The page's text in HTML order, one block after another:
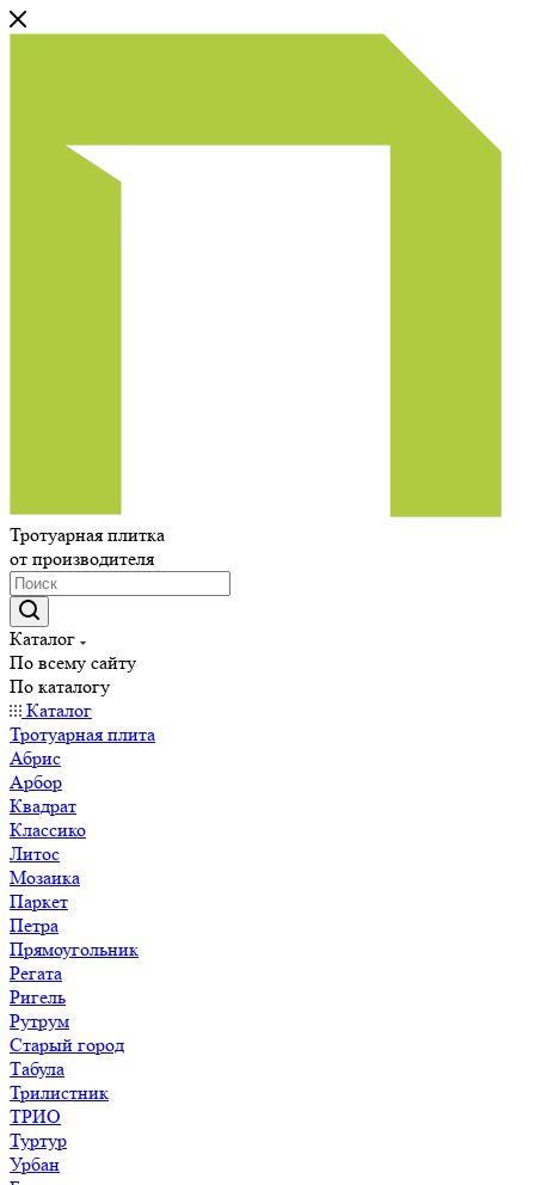
Тротуарная плитка
от производителя
Каталог
По всему сайту
По каталогу
Каталог
Тротуарная плита
Абрис
Арбор
Квадрат
Классико
Литос
Мозаика
Паркет
Петра
Прямоугольник
Регата
Ригель
Рутрум
Старый город
Табула
Трилистник
ТРИО
Туртур
Урбан